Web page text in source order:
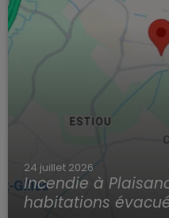
24 juillet 2026
Incendie à
habitations